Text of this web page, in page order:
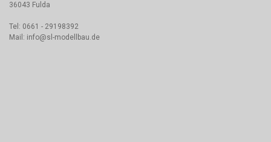
36043 Fulda
Tel: 0661 - 29198392
Mail: info@sl-modellbau.de